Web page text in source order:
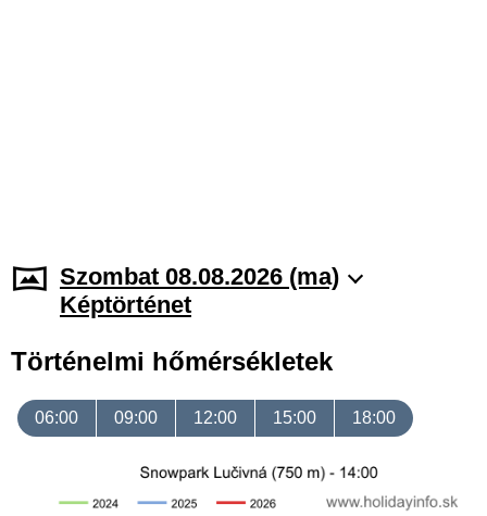
Szombat 08.08.2026 (ma)
Képtörténet
Történelmi hőmérsékletek
06:00 09:00 12:00 15:00 18:00